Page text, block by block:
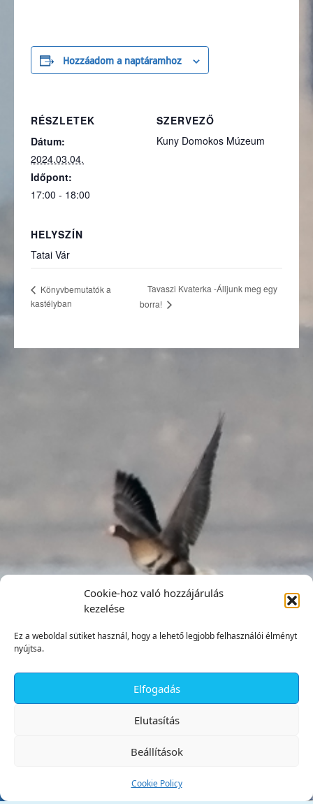
Cookie-hoz való hozzájárulás
kezelése
Ez a weboldal sütiket használ, hogy a lehető legjobb felhasználói élményt
nyújtsa.
Elfogadás
Elutasítás
Beállítások
Cookie Policy
Hozzáadom a naptáramhoz
RÉSZLETEK
Dátum:
2024.03.04.
Időpont:
17:00 - 18:00
SZERVEZŐ
Kuny Domokos Múzeum
HELYSZÍN
Tatai Vár
Könyvbemutatók a
kastélyban
Tavaszi Kvaterka -Álljunk meg egy
borra!
Tata Város Önkormányzata
✕